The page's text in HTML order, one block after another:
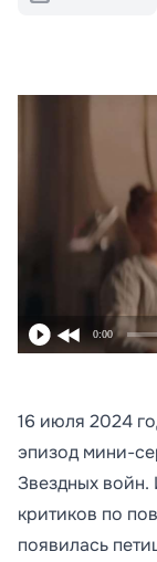
0:00
16 июля 2024
эпизод мини-
Звездных войн.
критиков по
появилась